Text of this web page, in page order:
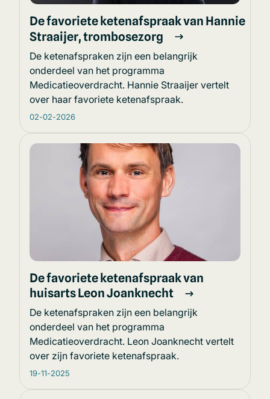
De favoriete ketenafspraak van Hannie
Straaijer, trombosezorg
De ketenafspraken zijn een belangrijk
onderdeel van het programma
Medicatieoverdracht. Hannie Straaijer vertelt
over haar favoriete ketenafspraak.
02-02-2026
De favoriete ketenafspraak van
huisarts Leon Joanknecht
De ketenafspraken zijn een belangrijk
onderdeel van het programma
Medicatieoverdracht. Leon Joanknecht vertelt
over zijn favoriete ketenafspraak.
19-11-2025